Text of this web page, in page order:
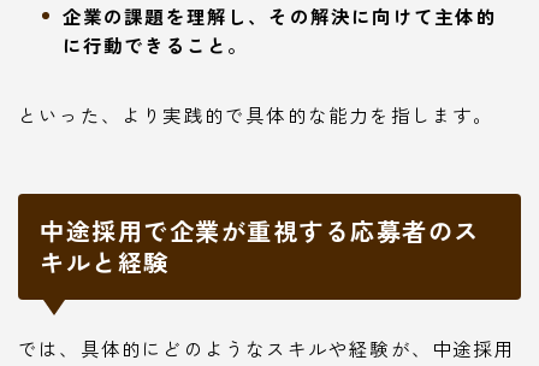
企業の課題を理解し、その解決に向けて主体的
に行動できること。
といった、より実践的で具体的な能力を指します。
中途採用で企業が重視する応募者のス
キルと経験
では、具体的にどのようなスキルや経験が、中途採用